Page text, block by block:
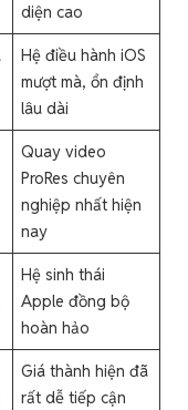
diện cao
Hệ điều hành iOS
mượt mà, ổn định
lâu dài
Quay video
ProRes chuyên
nghiệp nhất hiện
nay
Hệ sinh thái
Apple đồng bộ
hoàn hảo
Giá thành hiện đã
rất dễ tiếp cận